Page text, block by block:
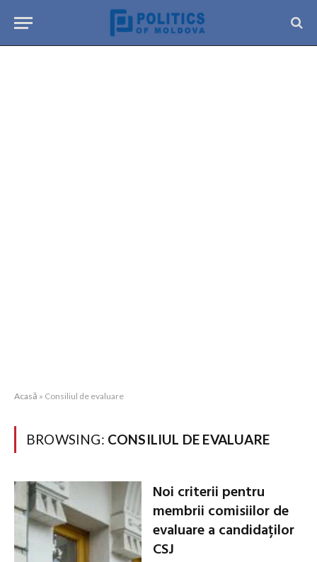
Acasă » Consiliul de evaluare
BROWSING: CONSILIUL DE EVALUARE
Noi criterii pentru
membrii comisiilor de
evaluare a candidaților
CSJ